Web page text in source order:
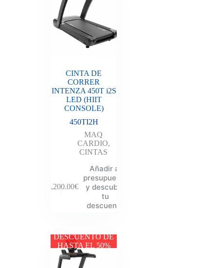
CINTA DE
CORRER
INTENZA 450T i2S
LED (HIIT
CONSOLE)
450TI2H
MAQ
CARDIO,
CINTAS
13,200.00€
Añadir al
presupuesto
y descubre
tu
descuento
DESCUENTO DE
HASTA EL 50%